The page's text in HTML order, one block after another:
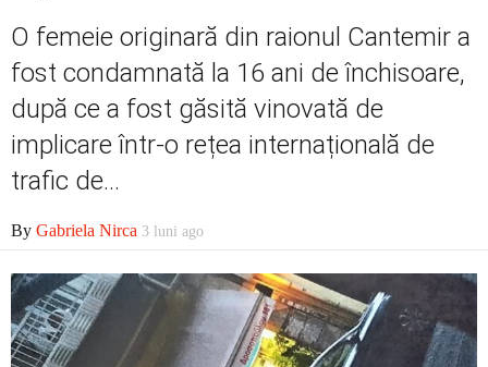
Economic
Contact
O femeie originară din raionul Cantemir a
fost condamnată la 16 ani de închisoare,
după ce a fost găsită vinovată de
implicare într-o rețea internațională de
trafic de...
By Gabriela Nirca 3 luni ago